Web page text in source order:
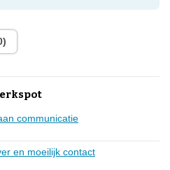
communicatie
en moeilijk contact